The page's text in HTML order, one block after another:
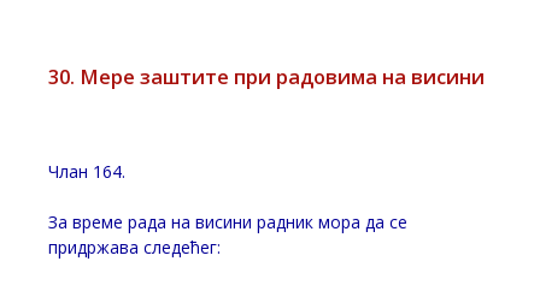
30. Мере заштите при радовима на висини
Члан 164.
За време рада на висини радник мора да се
придржава следећег: